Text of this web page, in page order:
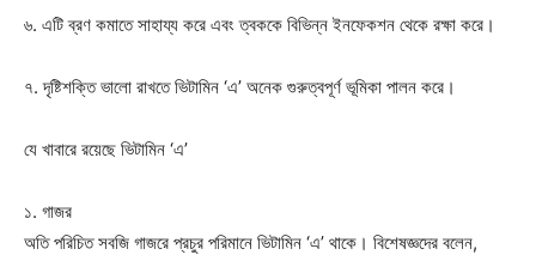
৬. এটি ব্রণ কমাতে সাহায্য করে এবং ত্বককে বিভিন্ন ইনফেকশন থেকে রক্ষা করে।
৭. দৃষ্টিশক্তি ভালো রাখতে ভিটামিন ‘এ’ অনেক গুরুত্বপূর্ণ ভূমিকা পালন করে।
যে খাবারে রয়েছে ভিটামিন ‘এ’
১. গাজর
অতি পরিচিত সবজি গাজরে প্রচুর পরিমানে ভিটামিন ‘এ’ থাকে। বিশেষজ্ঞদের বলেন,